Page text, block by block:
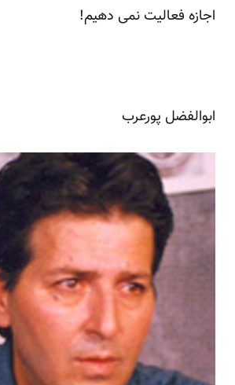
اجازه فعالیت نمی دهیم!
ابوالفضل پورعرب